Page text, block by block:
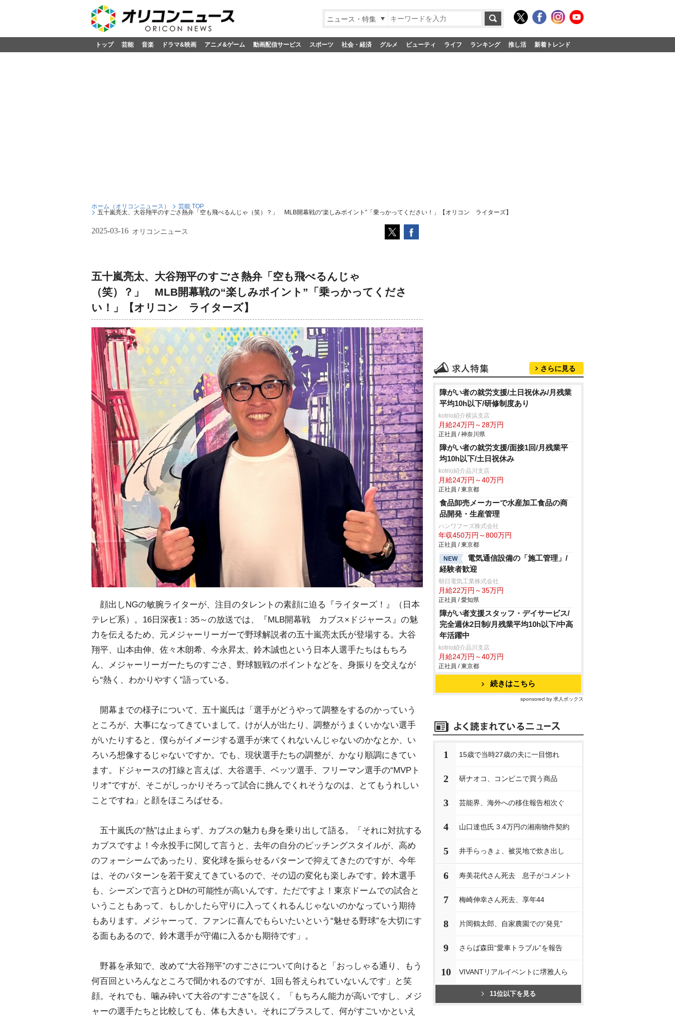
ニュース・特集
トップ 芸能 音楽 ドラマ&映画 アニメ&ゲーム 動画配信サービス スポーツ 社会・経済 グルメ ビューティ ライフ ランキング 推し活 新着トレンド
ホーム（オリコンニュース）
芸能 TOP
五十嵐亮太、大谷翔平のすごさ熱弁「空も飛べるんじゃ（笑）？」 MLB開幕戦の“楽しみポイント”「乗っかってください！」【オリコン ライターズ】
2025-03-16 オリコンニュース
五十嵐亮太、大谷翔平のすごさ熱弁「空も飛べるんじゃ
（笑）？」 MLB開幕戦の“楽しみポイント”「乗っかってくださ
い！」【オリコン ライターズ】
顔出しNGの敏腕ライターが、注目のタレントの素顔に迫る『ライターズ！』（日本
テレビ系）。16日深夜1：35～の放送では、『MLB開幕戦 カブス×ドジャース』の魅
力を伝えるため、元メジャーリーガーで野球解説者の五十嵐亮太氏が登場する。大谷
翔平、山本由伸、佐々木朗希、今永昇太、鈴木誠也という日本人選手たちはもちろ
ん、メジャーリーガーたちのすごさ、野球観戦のポイントなどを、身振りを交えなが
ら“熱く、わかりやすく”語っている。
開幕までの様子について、五十嵐氏は「選手がどうやって調整をするのかっていう
ところが、大事になってきていまして。けが人が出たり、調整がうまくいかない選手
がいたりすると、僕らがイメージする選手が来てくれないんじゃないのかなとか、い
ろいろ想像するじゃないですか。でも、現状選手たちの調整が、かなり順調にきてい
ます。ドジャースの打線と言えば、大谷選手、ベッツ選手、フリーマン選手の“MVPト
リオ”ですが、そこがしっかりそろって試合に挑んでくれそうなのは、とてもうれしい
ことですね」と顔をほころばせる。
五十嵐氏の“熱”は止まらず、カブスの魅力も身を乗り出して語る。「それに対抗する
カブスですよ！今永投手に関して言うと、去年の自分のピッチングスタイルが、高め
のフォーシームであったり、変化球を振らせるパターンで抑えてきたのですが、今年
は、そのパターンを若干変えてきているので、その辺の変化も楽しみです。鈴木選手
も、シーズンで言うとDHの可能性が高いんです。ただですよ！東京ドームでの試合と
いうこともあって、もしかしたら守りに入ってくれるんじゃないのかなっていう期待
もあります。メジャーって、ファンに喜んでもらいたいという“魅せる野球”を大切にす
る面もあるので、鈴木選手が守備に入るかも期待です」。
野暮を承知で、改めて“大谷翔平”のすごさについて向けると「おっしゃる通り、もう
何百回といろんなところで聞かれるのですが、1回も答えられていないんです」と笑
顔。それでも、噛み砕いて大谷の“すごさ”を説く。「もちろん能力が高いですし、メジ
ャーの選手たちと比較しても、体も大きい。それにプラスして、何がすごいかといえ
さらに見る
障がい者の就労支援/土日祝休み/月残業
平均10h以下/研修制度あり
kotrio紹介横浜支店
月給24万円～28万円
正社員 / 神奈川県
障がい者の就労支援/面接1回/月残業平
均10h以下/土日祝休み
kotrio紹介品川支店
月給24万円～40万円
正社員 / 東京都
食品卸売メーカーで水産加工食品の商
品開発・生産管理
ハンワフーズ株式会社
年収450万円～800万円
正社員 / 東京都
NEW
電気通信設備の「施工管理」/
経験者歓迎
朝日電気工業株式会社
月給22万円～35万円
正社員 / 愛知県
障がい者支援スタッフ・デイサービス/
完全週休2日制/月残業平均10h以下/中高
年活躍中
kotrio紹介品川支店
月給24万円～40万円
正社員 / 東京都
続きはこちら
sponsored by 求人ボックス
1 15歳で当時27歳の夫に一目惚れ
2 研ナオコ、コンビニで買う商品
3 芸能界、海外への移住報告相次ぐ
4 山口達也氏 3.4万円の湘南物件契約
5 井手らっきょ、被災地で炊き出し
6 寿美花代さん死去 息子がコメント
7 梅崎伸幸さん死去、享年44
8 片岡鶴太郎、自家農園での“発見”
9 さらば森田“愛車トラブル”を報告
10 VIVANTリアルイベントに堺雅人ら
11位以下を見る